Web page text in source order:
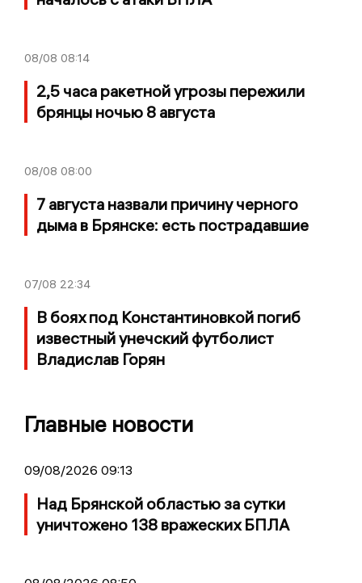
08/08 08:14
2,5 часа ракетной угрозы пережили
брянцы ночью 8 августа
08/08 08:00
7 августа назвали причину черного
дыма в Брянске: есть пострадавшие
07/08 22:34
В боях под Константиновкой погиб
известный унечский футболист
Владислав Горян
Главные новости
09/08/2026 09:13
Над Брянской областью за сутки
уничтожено 138 вражеских БПЛА